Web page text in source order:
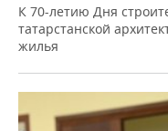
К 70-летию Дня
татарстанской
жилья